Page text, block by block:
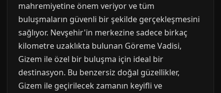
mahremiyetine önem veriyor ve tüm
buluşmaların güvenli bir şekilde gerçekleşmesini
sağlıyor. Nevşehir'in merkezine sadece birkaç
kilometre uzaklıkta bulunan Göreme Vadisi,
Gizem ile özel bir buluşma için ideal bir
destinasyon. Bu benzersiz doğal güzellikler,
Gizem ile geçirilecek zamanın keyifli ve